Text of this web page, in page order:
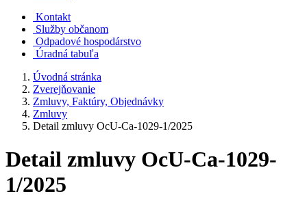
Kontakt
Služby občanom
Odpadové hospodárstvo
Úradná tabuľa
Úvodná stránka
Zverejňovanie
Zmluvy, Faktúry, Objednávky
Zmluvy
Detail zmluvy OcU-Ca-1029-1/2025
Detail zmluvy OcU-Ca-1029-
1/2025